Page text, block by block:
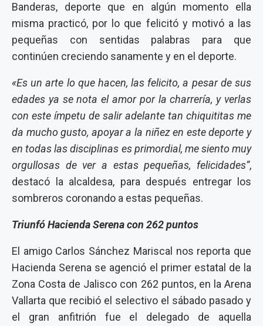
Banderas, deporte que en algún momento ella
misma practicó, por lo que felicitó y motivó a las
pequeñas con sentidas palabras para que
continúen creciendo sanamente y en el deporte.
«Es un arte lo que hacen, las felicito, a pesar de sus
edades ya se nota el amor por la charrería, y verlas
con este ímpetu de salir adelante tan chiquititas me
da mucho gusto, apoyar a la niñez en este deporte y
en todas las disciplinas es primordial, me siento muy
orgullosas de ver a estas pequeñas, felicidades”,
destacó la alcaldesa, para después entregar los
sombreros coronando a estas pequeñas.
Triunfó Hacienda Serena con 262 puntos
El amigo Carlos Sánchez Mariscal nos reporta que
Hacienda Serena se agenció el primer estatal de la
Zona Costa de Jalisco con 262 puntos, en la Arena
Vallarta que recibió el selectivo el sábado pasado y
el gran anfitrión fue el delegado de aquella